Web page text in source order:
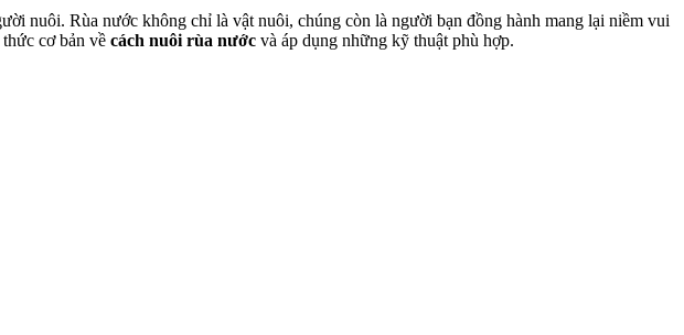
nuôi. Rùa nước không chỉ là vật nuôi, chúng còn là người bạn đồng hành mang lại niềm vui
cơ bản về cách nuôi rùa nước và áp dụng những kỹ thuật phù hợp.